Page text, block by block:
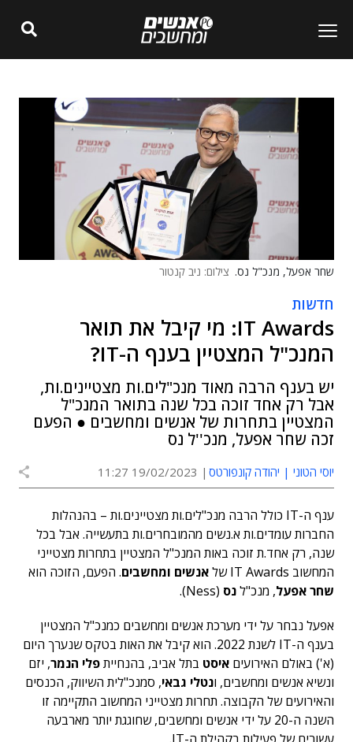
שחר אפעל, מנכ"ל נס. צילום: ניב קנטור
חדשות
IT Awards: מי קיבל את תואר
המנכ"ל המצטיין בענף ה-IT?
יש בענף הרבה מאוד מנכ"לים.ות מצטיינים.ות,
אבל רק אחד זוכה בכל שנה בתואר המנכ"ל
המצטיין בתחרות של אנשים ומחשבים ● הפעם
זכה שחר אפעל, מנכ''ל נס
יוסי הטוני | יהודה קונפורטס 19/02/2023 11:27
ענף ה-IT כולל הרבה מנכ"לים.ות מצטיינים.ות – בהנהלות
החברות עומדים.ות א.נשים מהמובחרים.ות בתעשייה. אבל בכל
שנה, רק אחד.ת זוכה באות המנכ"ל המצטיין בתחרות מצטייני
המחשוב IT Awards של
אנשים ומחשבים. הפעם, הזוכה הוא
שחר אפעל, מנכ"לנס (Ness).
אפעל נבחר על ידי מערכת אנשים ומחשבים כמנכ"ל המצטיין
בענף ה-IT לשנת 2022. הוא קיבל את האות בטקס שנערך היום
(א') באולם האירועים איסט בתל אביב, בהנחייתפלי הנמר, יזם
ונשיא אנשים ומחשבים, ונטלי גבאי, סמנכ"לית השיווק, הכנסים
והאירועים של הקבוצה. תחרות מצטייני המחשוב התקיימה זו
השנה ה-20 על ידי אנשים ומחשבים, שחוגגת יותר מארבעה